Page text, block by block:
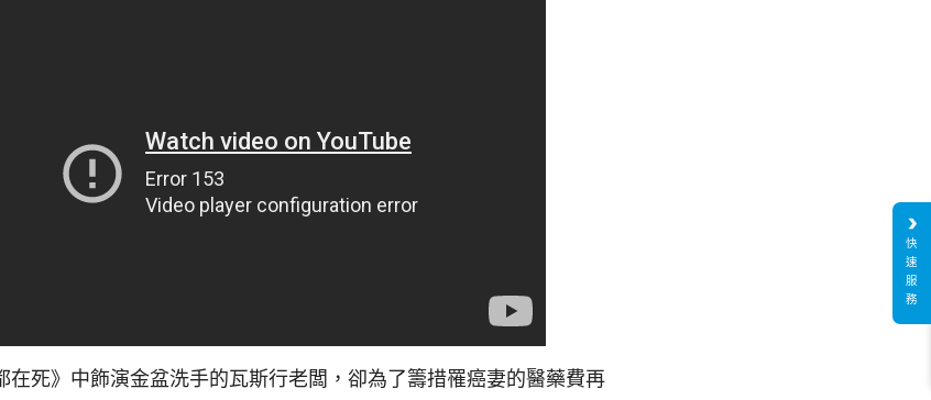
在死》中飾演金盆洗手的瓦斯行老闆，卻為了籌措罹癌妻的醫藥費再
快
速
服
務